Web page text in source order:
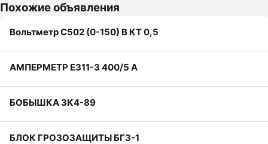
Похожие объявления
Вольтметр С502 (0-150) В КТ 0,5
АМПЕРМЕТР Е311-3 400/5 А
БОБЫШКА ЗК4-89
БЛОК ГРОЗОЗАЩИТЫ БГ3-1